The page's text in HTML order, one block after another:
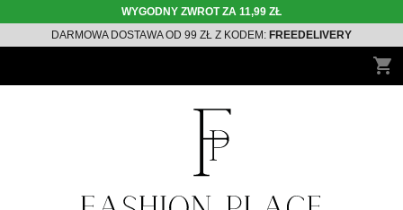
WYGODNY ZWROT ZA 11,99 ZŁ
DARMOWA DOSTAWA OD 99 ZŁ Z KODEM: FREEDELIVERY
shopping_cart